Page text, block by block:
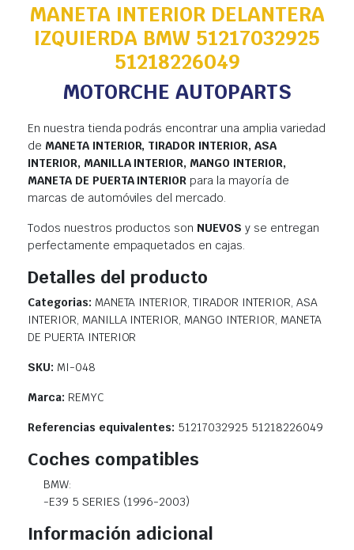
MANETA INTERIOR DELANTERA
IZQUIERDA BMW 51217032925
51218226049
MOTORCHE AUTOPARTS
En nuestra tienda podrás encontrar una amplia variedad
de MANETA INTERIOR, TIRADOR INTERIOR, ASA
INTERIOR, MANILLA INTERIOR, MANGO INTERIOR,
MANETA DE PUERTA INTERIOR para la mayoría de
marcas de automóviles del mercado.
Todos nuestros productos son NUEVOS y se entregan
perfectamente empaquetados en cajas.
Detalles del producto
Categorias: MANETA INTERIOR, TIRADOR INTERIOR, ASA
INTERIOR, MANILLA INTERIOR, MANGO INTERIOR, MANETA
DE PUERTA INTERIOR
SKU: MI-048
Marca: REMYC
Referencias equivalentes: 51217032925 51218226049
Coches compatibles
BMW:
-E39 5 SERIES (1996-2003)
Información adicional